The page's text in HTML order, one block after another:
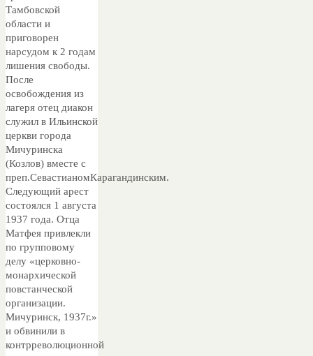
Тамбовской
области и
приговорен
нарсудом к 2 годам
лишения свободы.
После
освобождения из
лагеря отец диакон
служил в Ильинской
церкви города
Мичуринска
(Козлов) вместе с
преп.СевастианомКарагандинским.
Следующий арест
состоялся 1 августа
1937 года. Отца
Матфея привлекли
по групповому
делу «церковно-
монархической
повстанческой
организации.
Мичуринск, 1937г.»
и обвинили в
контрреволюционной